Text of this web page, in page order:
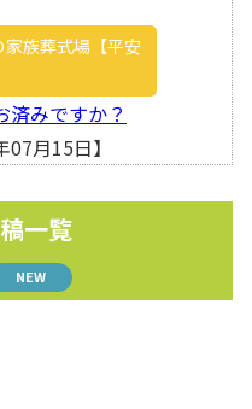
家族葬式場【平安
済みですか？
07月15日】
稿一覧
NEW